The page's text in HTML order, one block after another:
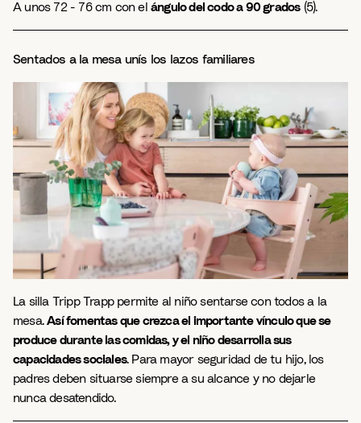
A unos 72 - 76 cm con el ángulo del codo a 90 grados(5).
Sentados a la mesa unís los lazos familiares
La silla Tripp Trapp permite al niño sentarse con todos a la
mesa.Así fomentas que crezca el importante vínculo que se
produce durante las comidas, y el niño desarrolla sus
capacidades sociales. Para mayor seguridad de tu hijo, los
padres deben situarse siempre a su alcance y no dejarle
nunca desatendido.